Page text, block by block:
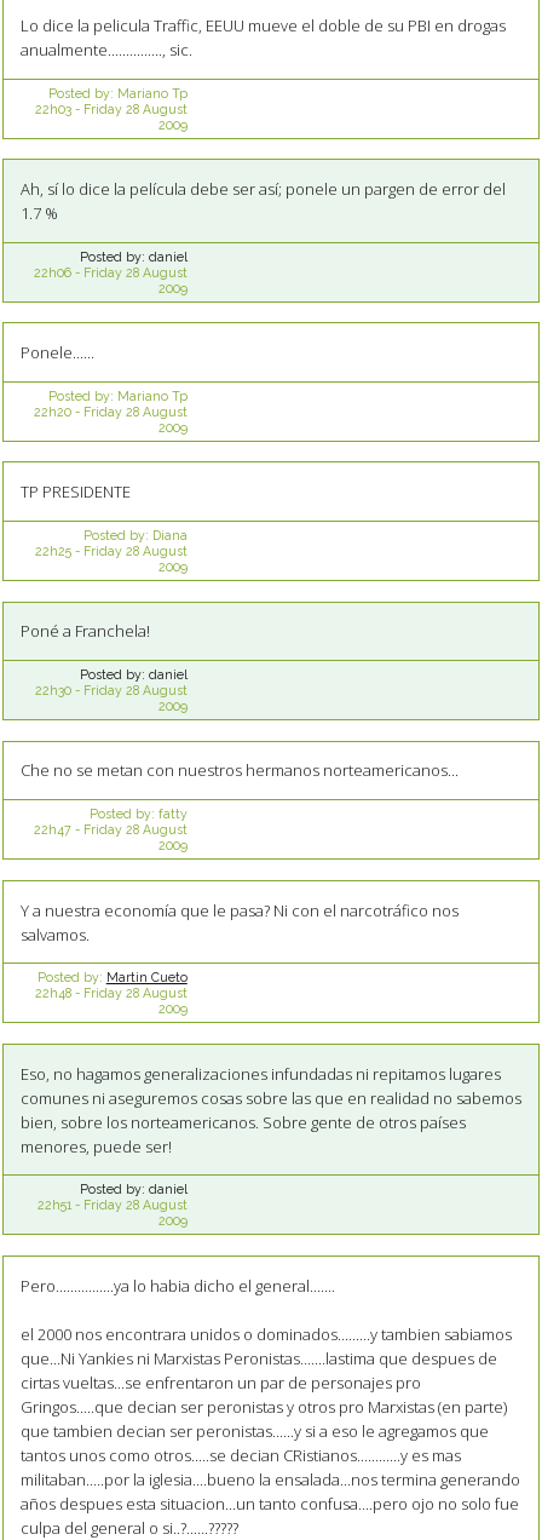
Lo dice la pelicula Traffic, EEUU mueve el doble de su PBI en drogas
anualmente..............., sic.
Posted by: Mariano Tp
22h03- Friday 28 August
2009
Ah, sí lo dice la película debe ser así; ponele un pargen de error del
1.7 %
Posted by: daniel
22h06- Friday 28 August
2009
Ponele......
Posted by: Mariano Tp
22h20- Friday 28 August
2009
TP PRESIDENTE
Posted by: Diana
22h25- Friday 28 August
2009
Poné a Franchela!
Posted by: daniel
22h30- Friday 28 August
2009
Che no se metan con nuestros hermanos norteamericanos...
Posted by: fatty
22h47- Friday 28 August
2009
Y a nuestra economía que le pasa? Ni con el narcotráfico nos
salvamos.
Posted by: Martin Cueto
22h48- Friday 28 August
2009
Eso, no hagamos generalizaciones infundadas ni repitamos lugares
comunes ni aseguremos cosas sobre las que en realidad no sabemos
bien, sobre los norteamericanos. Sobre gente de otros países
menores, puede ser!
Posted by: daniel
22h51 - Friday 28 August
2009
Pero................ya lo habia dicho el general.......
el 2000 nos encontrara unidos o dominados.........y tambien sabiamos
que...Ni Yankies ni Marxistas Peronistas.......lastima que despues de
cirtas vueltas...se enfrentaron un par de personajes pro
Gringos.....que decian ser peronistas y otros pro Marxistas (en parte)
que tambien decian ser peronistas......y si a eso le agregamos que
tantos unos como otros.....se decian CRistianos............y es mas
militaban.....por la iglesia....bueno la ensalada...nos termina generando
años despues esta situacion...un tanto confusa....pero ojo no solo fue
culpa del general o si..?......?????